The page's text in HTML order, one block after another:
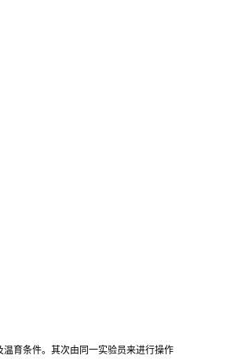
育条件。其次由同一实验员来进行操作